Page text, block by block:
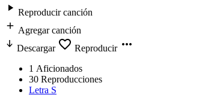
Reproducir canción
Agregar canción
Descargar
Reproducir
1 Aficionados
30 Reproducciones
Letra S